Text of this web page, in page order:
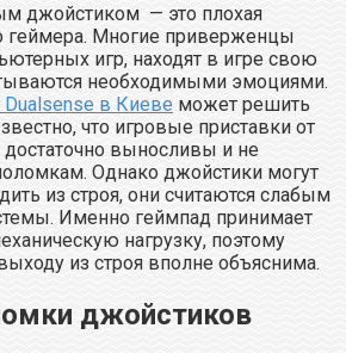
джойстиком — это плохая
геймера. Многие приверженцы
игр, находят в игре свою
необходимыми эмоциями.
в Киеве может решить
что игровые приставки от
выносливы и не
Однако джойстики могут
из строя, они считаются слабым
Именно геймпад принимает
нагрузку, поэтому
из строя вполне объяснима.
джойстиков